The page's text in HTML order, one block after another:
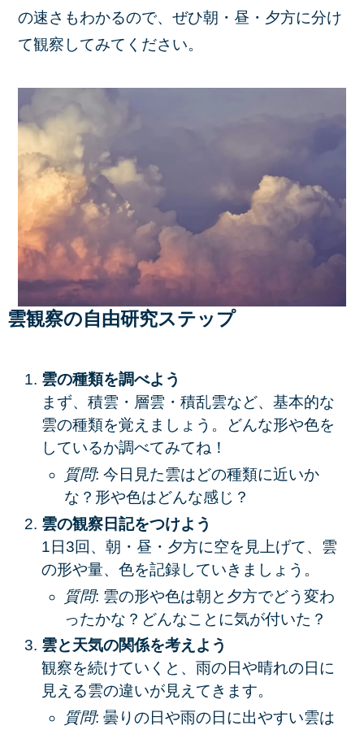
の速さもわかるので、ぜひ朝・昼・夕方に分け
て観察してみてください。
雲観察の自由研究ステップ
雲の種類を調べよう
まず、積雲・層雲・積乱雲など、基本的な
雲の種類を覚えましょう。どんな形や色を
しているか調べてみてね！
質問: 今日見た雲はどの種類に近いか
な？形や色はどんな感じ？
雲の観察日記をつけよう
1日3回、朝・昼・夕方に空を見上げて、雲
の形や量、色を記録していきましょう。
質問: 雲の形や色は朝と夕方でどう変わ
ったかな？どんなことに気が付いた？
雲と天気の関係を考えよう
観察を続けていくと、雨の日や晴れの日に
見える雲の違いが見えてきます。
質問: 曇りの日や雨の日に出やすい雲は